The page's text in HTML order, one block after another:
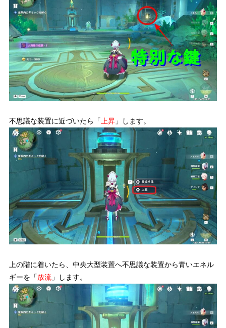
不思議な装置に近づいたら「 上昇」します。
上の階に着いたら、中央大型装置へ不思議な装置から青いエネル
ギーを「放流」します。